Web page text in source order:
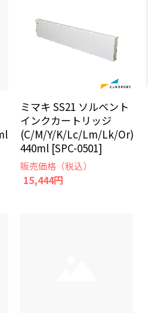
ミマキ SS21 ソルベント
インクカートリッジ
(C/M/Y/K/Lc/Lm/Lk/Or)
440ml [SPC-0501]
販売価格（税込）
15,444円